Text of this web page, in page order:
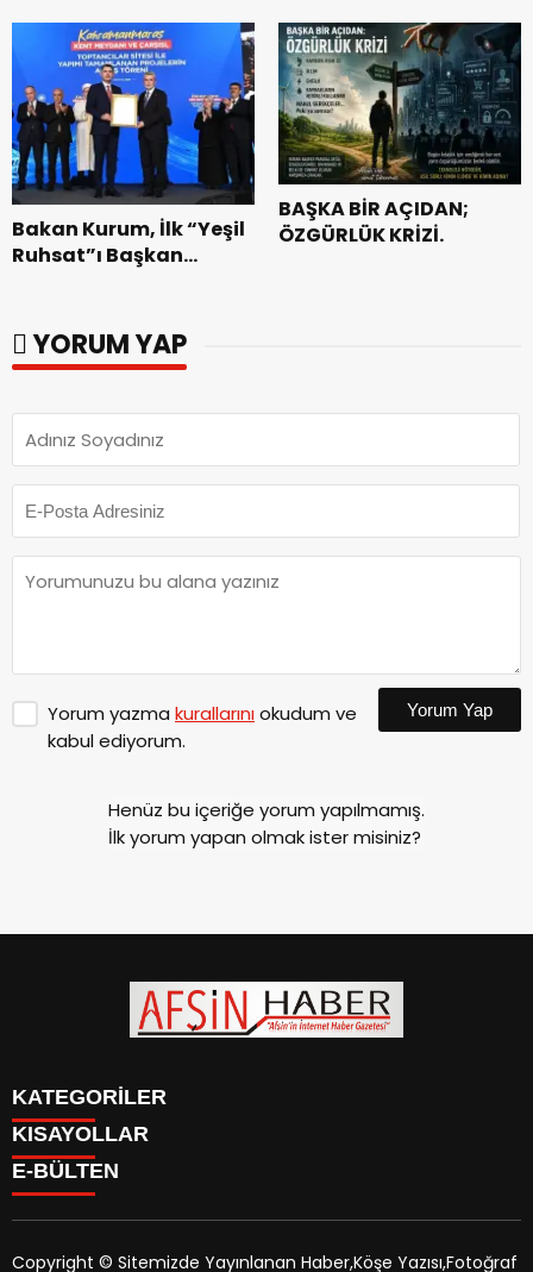
Araya Geldi.
Bakan Kurum, İlk “Yeşil
Ruhsat”ı Başkan
BAŞKA BİR AÇIDAN;
ÖZGÜRLÜK KRİZİ.
YORUM YAP
Yorum yazma kurallarınıokudum ve
kabul ediyorum.
Yorum Yap
Henüz bu içeriğe yorum yapılmamış.
İlk yorum yapan olmak ister misiniz?
KATEGORİLER
SİYASET
EĞİTİM
MAGAZİN
KISAYOLLAR
SİYASET
EĞİTİM
E-BÜLTEN
Copyright © Sitemizde Yayınlanan Haber,Köşe Yazısı,Fotoğraf